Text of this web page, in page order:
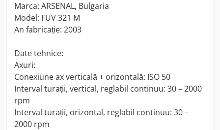
Marca: ARSENAL, Bulgaria
Model: FUV 321 M
An fabricație: 2003
Date tehnice:
Axuri:
Conexiune ax verticală + orizontală: ISO 50
Interval turații, vertical, reglabil continuu: 30 – 2000
rpm
Interval turații, orizontal, reglabil continuu: 30 –
2000 rpm